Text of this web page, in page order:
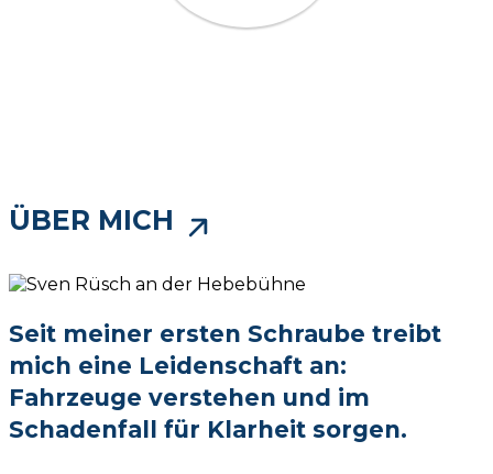
ÜBER MICH
Seit meiner ersten Schraube treibt
mich eine Leidenschaft an:
Fahrzeuge verstehen und im
Schadenfall für Klarheit sorgen.